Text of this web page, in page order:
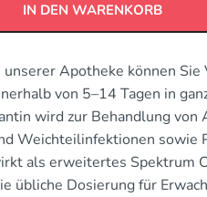
IN DEN WARENKORB
unserer Apotheke können
von 5–14 Tagen in
wird zur Behandlung
Weichteilinfektionen sowie
als erweitertes Spektrum
übliche Dosierung für